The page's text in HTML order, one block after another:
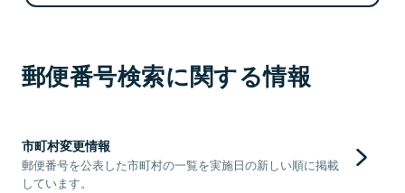
郵便番号検索に関する情報
市町村変更情報
郵便番号を公表した市町村の一覧を実施日の新しい順に掲載
しています。